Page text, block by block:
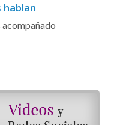
hablan
acompañado